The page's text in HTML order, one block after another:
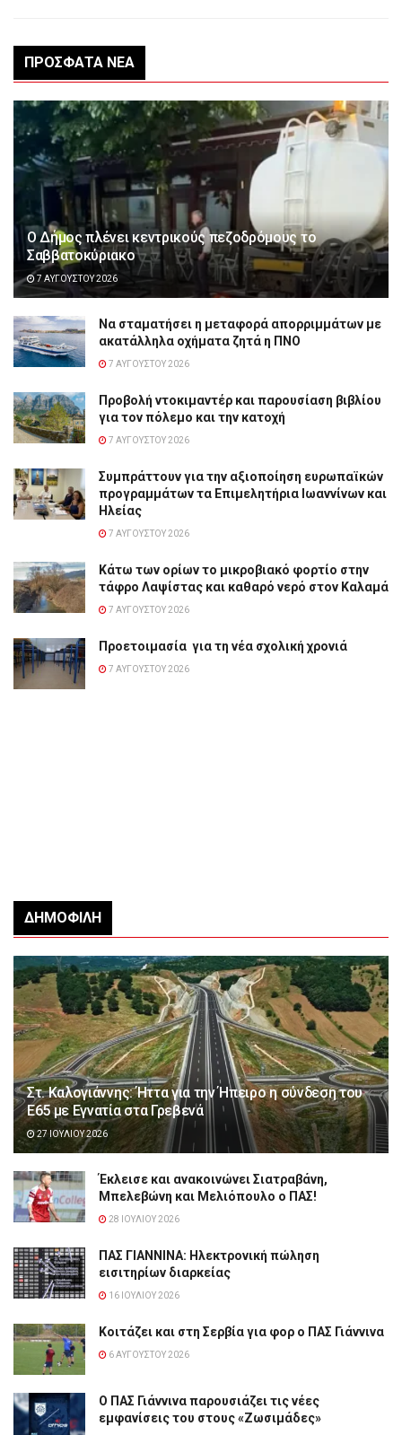
ΠΡΌΣΦΑΤΑ ΝΈΑ
Ο Δήμος πλένει κεντρικούς πεζοδρόμους το
Σαββατοκύριακο
7 ΑΥΓΟΎΣΤΟΥ 2026
Να σταματήσει η μεταφορά απορριμμάτων με
ακατάλληλα οχήματα ζητά η ΠΝΟ
7 ΑΥΓΟΎΣΤΟΥ 2026
Προβολή ντοκιμαντέρ και παρουσίαση βιβλίου
για τον πόλεμο και την κατοχή
7 ΑΥΓΟΎΣΤΟΥ 2026
Συμπράττουν για την αξιοποίηση ευρωπαϊκών
προγραμμάτων τα Επιμελητήρια Ιωαννίνων και
Ηλείας
7 ΑΥΓΟΎΣΤΟΥ 2026
Κάτω των ορίων το μικροβιακό φορτίο στην
τάφρο Λαψίστας και καθαρό νερό στον Καλαμά
7 ΑΥΓΟΎΣΤΟΥ 2026
Προετοιμασία για τη νέα σχολική χρονιά
7 ΑΥΓΟΎΣΤΟΥ 2026
ΔΗΜΟΦΙΛΉ
Στ. Καλογιάννης: Ήττα για την Ήπειρο η σύνδεση του
Ε65 με Εγνατία στα Γρεβενά
27 ΙΟΥΛΊΟΥ 2026
Έκλεισε και ανακοινώνει Σιατραβάνη,
Μπελεβώνη και Μελιόπουλο ο ΠΑΣ!
28 ΙΟΥΛΊΟΥ 2026
ΠΑΣ ΓΙΑΝΝΙΝΑ: Hλεκτρονική πώληση
εισιτηρίων διαρκείας
16 ΙΟΥΛΊΟΥ 2026
Κοιτάζει και στη Σερβία για φορ ο ΠΑΣ Γιάννινα
6 ΑΥΓΟΎΣΤΟΥ 2026
Ο ΠΑΣ Γιάννινα παρουσιάζει τις νέες
εμφανίσεις του στους «Ζωσιμάδες»